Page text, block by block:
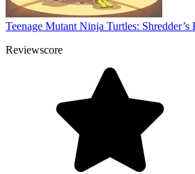
Teenage Mutant Ninja Turtles: Shredder’s
Reviewscore